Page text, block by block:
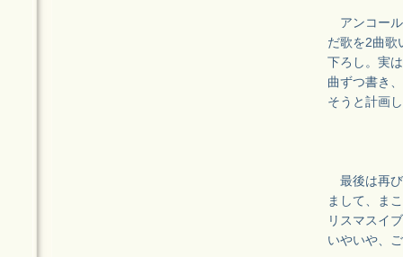
アンコール
だ歌を2曲歌
下ろし。実
曲ずつ書き
そうと計画
最後は再び
まして、ま
リスマスイ
いやいや、